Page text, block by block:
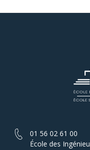
01 56 02 61 00
École des